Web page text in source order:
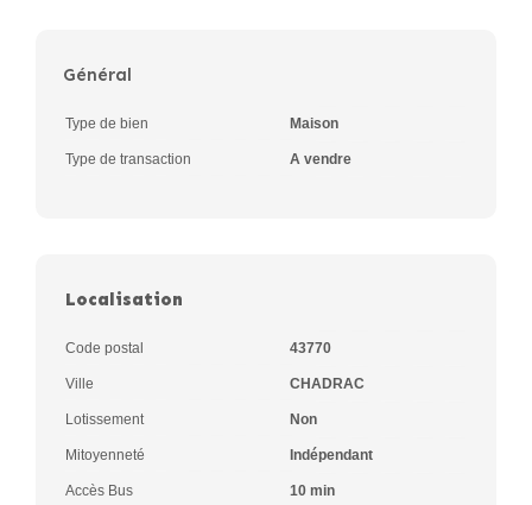
Général
Type de bien Maison
Type de transaction A vendre
Localisation
Code postal 43770
Ville CHADRAC
Lotissement Non
Mitoyenneté Indépendant
Accès Bus 10 min